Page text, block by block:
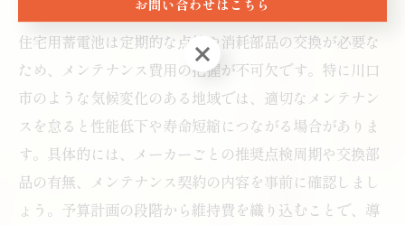
住宅用蓄電池のメンテナンス費用を正しく把握
住宅用蓄電池は定期的な点検や消耗部品の交換が必要な
ため、メンテナンス費用の把握が不可欠です。特に川口
市のような気候変化のある地域では、適切なメンテナン
スを怠ると性能低下や寿命短縮につながる場合がありま
す。具体的には、メーカーごとの推奨点検周期や交換部
品の有無、メンテナンス契約の内容を事前に確認しまし
ょう。予算計画の段階から維持費を織り込むことで、導
お問い合わせはこちら